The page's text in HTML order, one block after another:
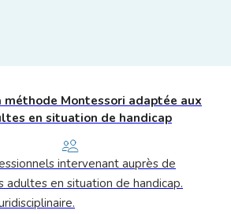
méthode Montessori adaptée aux
en situation de handicap
intervenant auprès de
adultes en situation de handicap.